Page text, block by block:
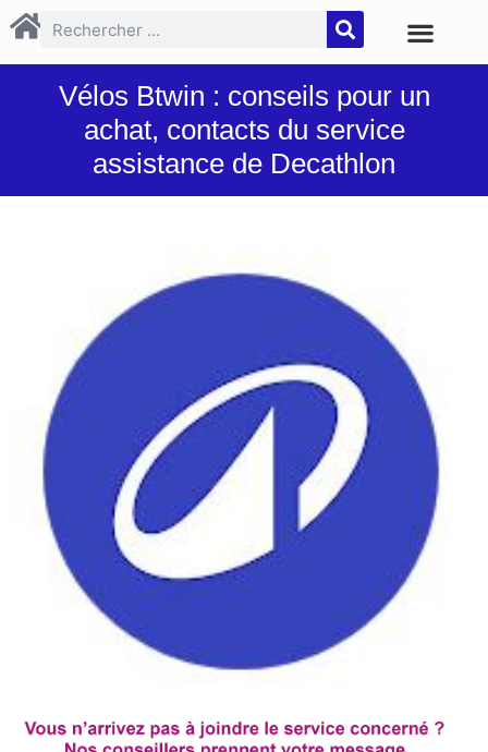
Vélos Btwin : conseils pour un
achat, contacts du service
assistance de Decathlon